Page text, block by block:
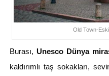
Old Town-
Burası, Unesco Dünya
kaldırımlı taş sokakları,